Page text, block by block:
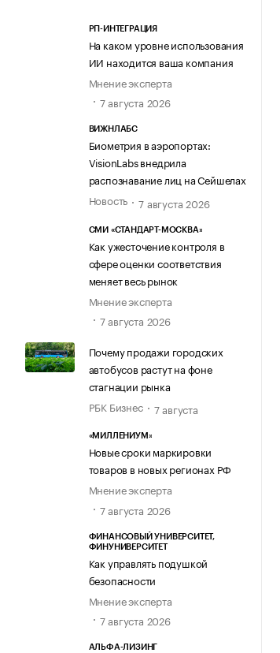
РП-ИНТЕГРАЦИЯ
На каком уровне использования
ИИ находится ваша компания
Мнение эксперта
7 августа 2026
ВИЖНЛАБС
Биометрия в аэропортах:
VisionLabs внедрила
распознавание лиц на Сейшелах
Новость
7 августа 2026
СМИ «СТАНДАРТ-МОСКВА»
Как ужесточение контроля в
сфере оценки соответствия
меняет весь рынок
Мнение эксперта
7 августа 2026
Почему продажи городских
автобусов растут на фоне
стагнации рынка
РБК Бизнес
7 августа
«МИЛЛЕНИУМ»
Новые сроки маркировки
товаров в новых регионах РФ
Мнение эксперта
7 августа 2026
ФИНАНСОВЫЙ УНИВЕРСИТЕТ,
ФИНУНИВЕРСИТЕТ
Как управлять подушкой
безопасности
Мнение эксперта
7 августа 2026
АЛЬФА-ЛИЗИНГ